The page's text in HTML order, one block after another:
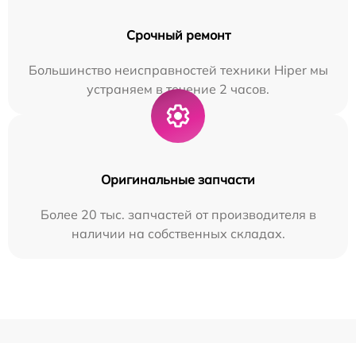
Срочный ремонт
Большинство неисправностей техники Hiper мы
устраняем в течение 2 часов.
Оригинальные запчасти
Более 20 тыс. запчастей от производителя в
наличии на собственных складах.